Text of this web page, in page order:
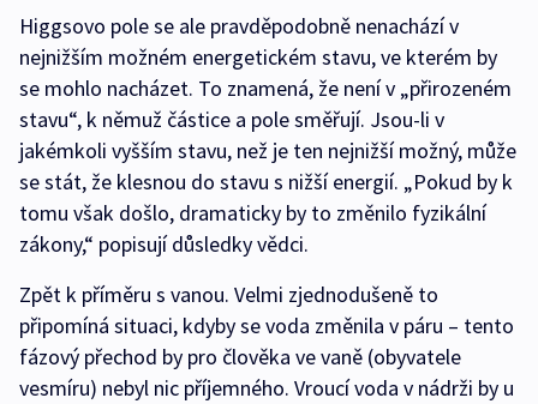
Higgsovo pole se ale pravděpodobně nenachází v
nejnižším možném energetickém stavu, ve kterém by
se mohlo nacházet. To znamená, že není v „přirozeném
stavu“, k němuž částice a pole směřují. Jsou-li v
jakémkoli vyšším stavu, než je ten nejnižší možný, může
se stát, že klesnou do stavu s nižší energií. „Pokud by k
tomu však došlo, dramaticky by to změnilo fyzikální
zákony,“ popisují důsledky vědci.
Zpět k příměru s vanou. Velmi zjednodušeně to
připomíná situaci, kdyby se voda změnila v páru – tento
fázový přechod by pro člověka ve vaně (obyvatele
vesmíru) nebyl nic příjemného. Vroucí voda v nádrži by u